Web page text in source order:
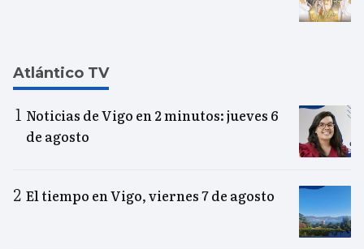
Atlántico TV
Noticias de Vigo en 2 minutos: jueves 6
de agosto
El tiempo en Vigo, viernes 7 de agosto